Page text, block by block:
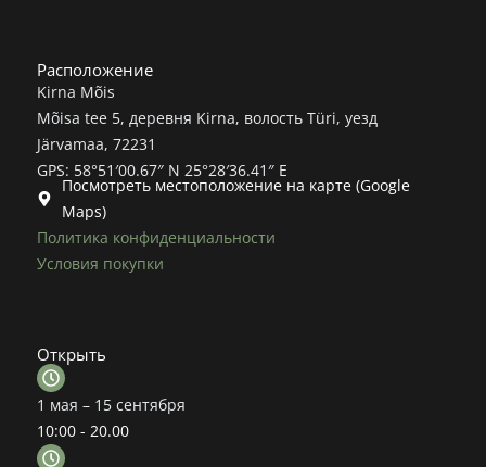
Расположение
Kirna Mõis
Mõisa tee 5, деревня Kirna, волость Türi, уезд
Järvamaa, 72231
GPS: 58°51′00.67″ N 25°28′36.41″ E
Посмотреть местоположение на карте (Google
Maps)
Политика конфиденциальности
Условия покупки
Открыть
1 мая – 15 сентября
10:00 - 20.00